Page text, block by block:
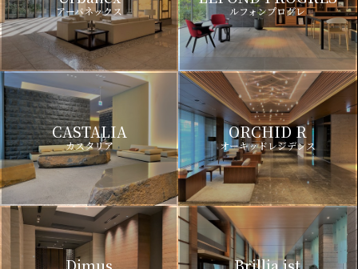
アーバネックス ルフォンプログレ
CASTALIA
カスタリア
ORCHID R
オーキッドレジデンス